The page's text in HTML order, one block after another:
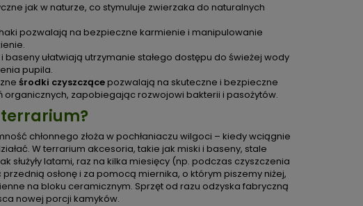
jak w naturze, co stymuluje zwierzaka do naturalnych
pozwalają na bezpieczne karmienie i manipulowanie
baseny ułatwiają utrzymanie stałego dostępu do świeżej wody
pupila.
środki czyszczącepozwalają na skuteczne i bezpieczne
organicznych, zapobiegając rozwojowi bakterii i pasożytów.
chłonnego złoża w pochłaniaczu wilgoci – kiedy wciągnie
W terrarium akcesoria, takie jak miski i baseny, stale
służyły latami, raz na kilka miesięcy (np. podczas czyszczenia
osłonę i za pomocą miernika, o którym piszemy niżej,
na bloku ceramicznym. Sprzęt od razu odzyska fabryczną
nowej porcji kamyków.